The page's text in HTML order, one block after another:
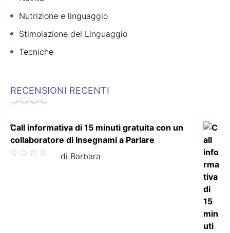
Nutrizione e linguaggio
Stimolazione del Linguaggio
Tecniche
RECENSIONI RECENTI
Call informativa di 15 minuti gratuita con un
collaboratore di Insegnami a Parlare
Valutato di Barbara